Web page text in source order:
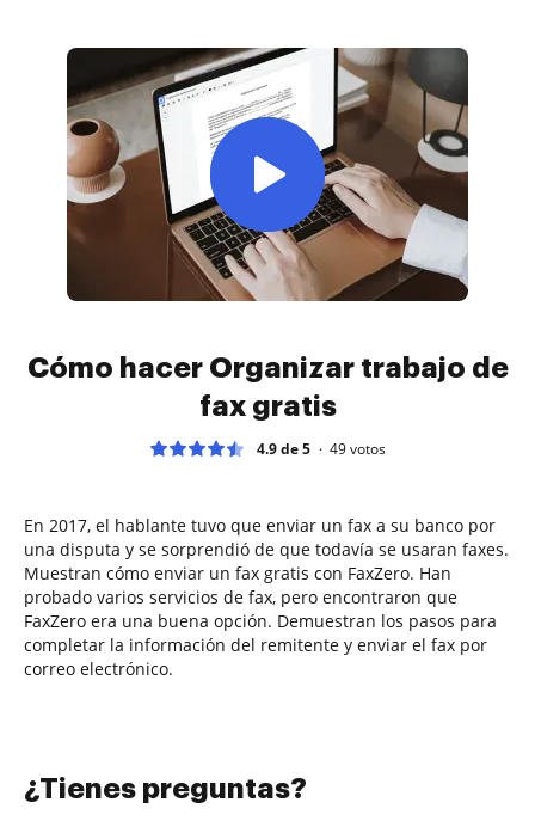
Cómo hacer Organizar trabajo de
fax gratis
4.9 de 5 49votos
En 2017, el hablante tuvo que enviar un fax a su banco por
una disputa y se sorprendió de que todavía se usaran faxes.
Muestran cómo enviar un fax gratis con FaxZero. Han
probado varios servicios de fax, pero encontraron que
FaxZero era una buena opción. Demuestran los pasos para
completar la información del remitente y enviar el fax por
correo electrónico.
¿Tienes preguntas?